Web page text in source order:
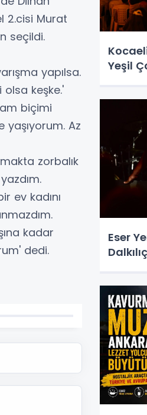
2.cisi Murat
seçildi.
yapılsa.
olsa keşke.'
biçimi
yaşıyorum. Az
zorbalık
ev kadını
kadar
dedi.
Yeşil
Eser